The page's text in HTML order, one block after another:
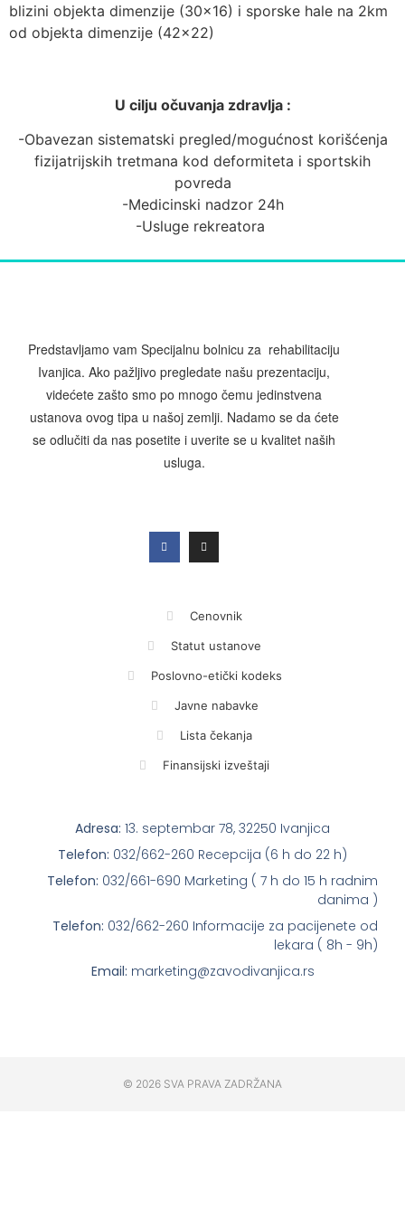
blizini objekta dimenzije (30×16) i sporske hale na 2km
od objekta dimenzije (42×22)
U cilju očuvanja zdravlja :
-Obavezan sistematski pregled/mogućnost korišćenja
fizijatrijskih tretmana kod deformiteta i sportskih
povreda
-Medicinski nadzor 24h
-Usluge rekreatora
Predstavljamo vam Specijalnu bolnicu za rehabilitaciju
Ivanjica. Ako pažljivo pregledate našu prezentaciju,
videćete zašto smo po mnogo čemu jedinstvena
ustanova ovog tipa u našoj zemlji. Nadamo se da ćete
se odlučiti da nas posetite i uverite se u kvalitet naših
usluga.
Cenovnik
Statut ustanove
Poslovno-etički kodeks
Javne nabavke
Lista čekanja
Finansijski izveštaji
Adresa: 13. septembar 78, 32250 Ivanjica
Telefon: 032/662-260 Recepcija (6 h do 22 h)
Telefon: 032/661-690 Marketing ( 7 h do 15 h radnim
danima )
Telefon: 032/662-260 Informacije za pacijenete od
lekara ( 8h - 9h)
Email: marketing@zavodivanjica.rs
© 2026 SVA PRAVA ZADRŽANA